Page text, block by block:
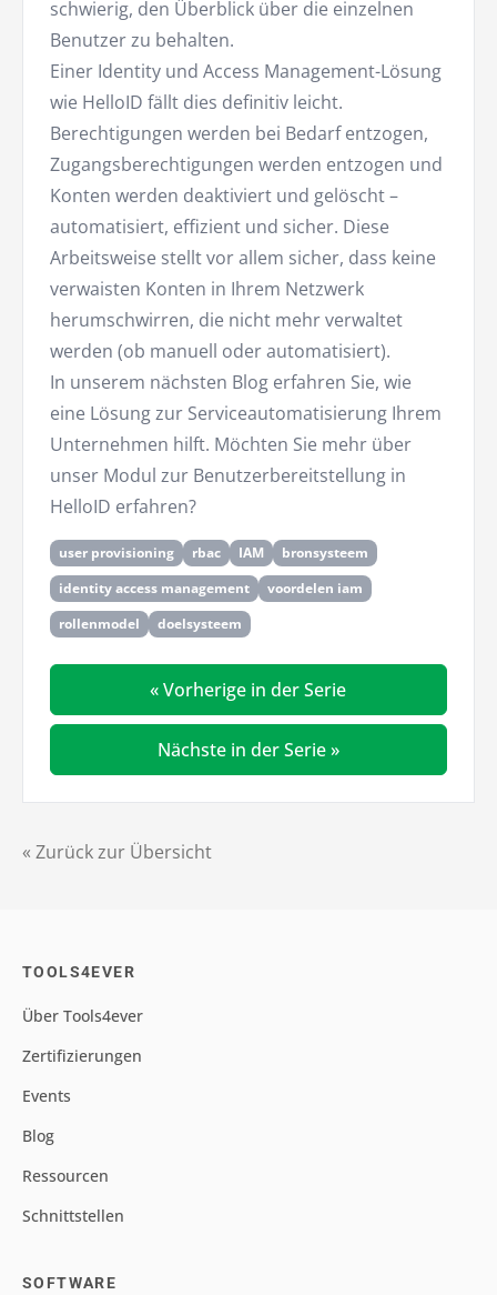
« Zurück zur Übersicht
schwierig, den Überblick über die einzelnen
Benutzer zu behalten.
Einer Identity und Access Management-Lösung
wie HelloID fällt dies definitiv leicht.
Berechtigungen werden bei Bedarf entzogen,
Zugangsberechtigungen werden entzogen und
Konten werden deaktiviert und gelöscht –
automatisiert, effizient und sicher. Diese
Arbeitsweise stellt vor allem sicher, dass keine
verwaisten Konten in Ihrem Netzwerk
herumschwirren, die nicht mehr verwaltet
werden (ob manuell oder automatisiert).
In unserem nächsten Blog erfahren Sie, wie
eine Lösung zur Serviceautomatisierung Ihrem
Unternehmen hilft. Möchten Sie mehr über
unser Modul zur Benutzerbereitstellung in
HelloID erfahren?
user provisioning rbac IAM
bronsysteem
identity access management
voordelen iam
rollenmodel
doelsysteem
« Vorherige in der Serie
Nächste in der Serie »
TOOLS4EVER
Über Tools4ever
Zertifizierungen
Events
Blog
Ressourcen
Schnittstellen
SOFTWARE